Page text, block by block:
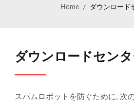
Home / ダウンロード
ダウンロードセン
スパムロボットを防ぐために, 次